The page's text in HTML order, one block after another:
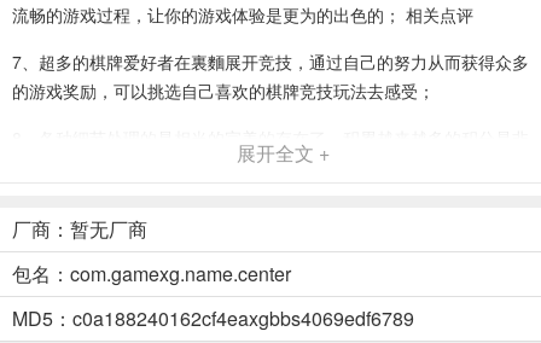
流畅的游戏过程，让你的游戏体验是更为的出色的； 相关点评
7、超多的棋牌爱好者在裏麵展开竞技，通过自己的努力从而获得众多
的游戏奖励，可以挑选自己喜欢的棋牌竞技玩法去感受；
常必要的存在，领养很多的小动物吧，这是后期升级的时候必须的，
下载_一起棋牌棋牌娱乐正式版下载 游戏功能
9、每天免费送福利，有出色的内容设计和专业游戏团队，这裏大家喜
欢的各种内容都能找到，还有真人玩家棋牌娱乐，经典操作简单好
用，打造属于大家的专属竞技平台，公平游戏。
展开全文 +
厂商：暂无厂商
包名：com.gamexg.name.center
MD5：c0a188240162cf4eaxgbbs4069edf6789